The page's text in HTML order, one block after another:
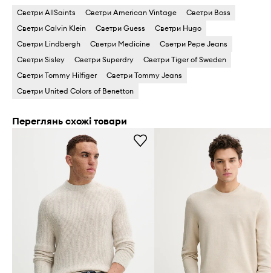
Светри AllSaints Светри American Vintage
Светри Boss
Светри Calvin Klein
Светри Guess
Светри Hugo
Светри Lindbergh
Светри Medicine
Светри Pepe Jeans
Светри Sisley
Светри Superdry
Светри Tiger of Sweden
Светри Tommy Hilfiger
Светри Tommy Jeans
Светри United Colors of Benetton
Переглянь схожі товари